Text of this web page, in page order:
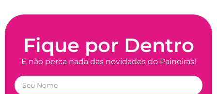
Fique por Dentro
E não perca nada das novidades do Paineiras!